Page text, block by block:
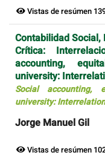
Vistas de resúmen
Contabilidad Social,
Crítica:
accounting,
university:
Social accounting,
university:
Jorge Manuel Gil
Vistas de resúmen